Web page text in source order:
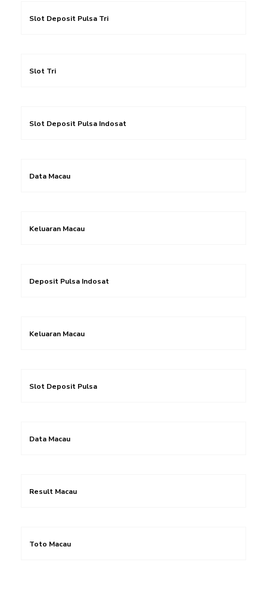
Slot Deposit Pulsa Tri
Slot Tri
Slot Deposit Pulsa Indosat
Data Macau
Keluaran Macau
Deposit Pulsa Indosat
Keluaran Macau
Slot Deposit Pulsa
Data Macau
Result Macau
Toto Macau